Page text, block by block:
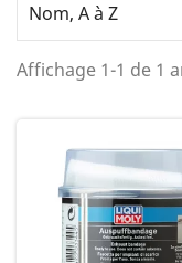
Nom, A à Z
Affichage 1-1 de 1